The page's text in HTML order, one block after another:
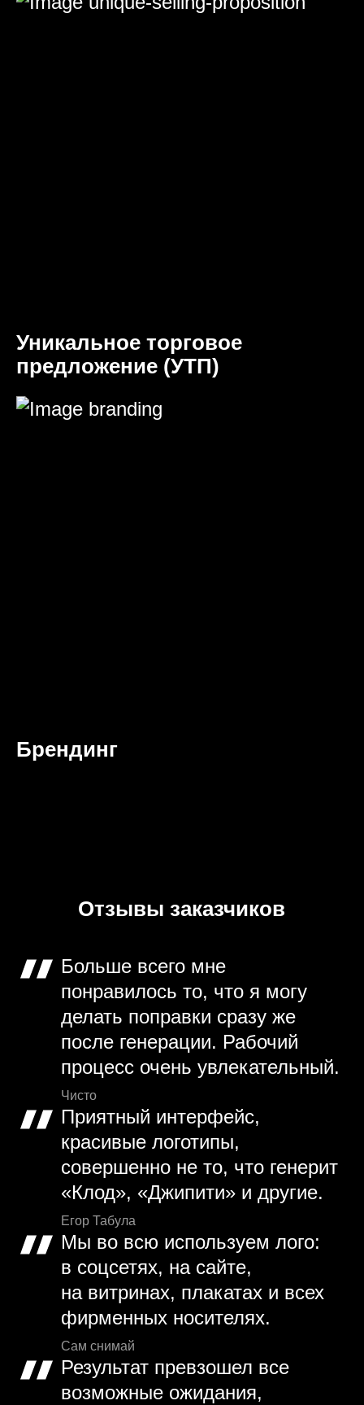
Уникальное торговое
предложение (УТП)
Брендинг
Отзывы заказчиков
Больше всего мне
понравилось то, что я могу
делать поправки сразу же
после генерации. Рабочий
процесс очень увлекательный.
Чисто
Приятный интерфейс,
красивые логотипы,
совершенно не то, что генерит
«Клод», «Джипити» и другие.
Егор Табула
Мы во всю используем лого:
в соцсетях, на сайте,
на витринах, плакатах и всех
фирменных носителях.
Сам снимай
Результат превзошел все
возможные ожидания,